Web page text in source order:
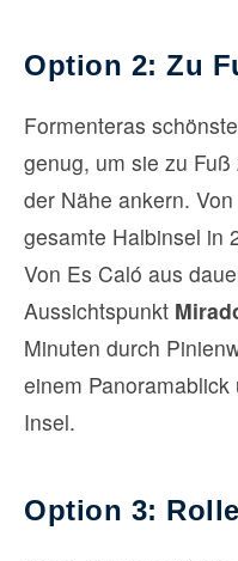
Option 2: Zu
Formenteras
genug, um sie zu
der Nähe ankern.
gesamte Halbinsel in
Von Es Caló aus
Aussichtspunkt
Minuten durch
einem
Insel.
Option 3: